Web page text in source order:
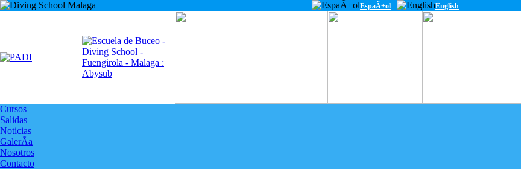
EspaÃ±ol English
Cursos
Salidas
Noticias
GalerÃ­a
Nosotros
Contacto